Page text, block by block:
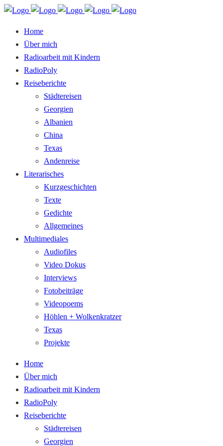
Home
Über mich
Radioarbeit mit Kindern
RadioPoly
Reiseberichte
Städtereisen
Georgien
Albanien
China
Texas
Andenreise
Literarisches
Kurzgeschichten
Texte
Gedichte
Allgemeines
Multimediales
Audiofiles
Video Dokus
Interviews
Fotobeiträge
Videopoems
Höhlen + Wolkenkratzer
Texas
Projekte
Home
Über mich
Radioarbeit mit Kindern
RadioPoly
Reiseberichte
Städtereisen
Georgien